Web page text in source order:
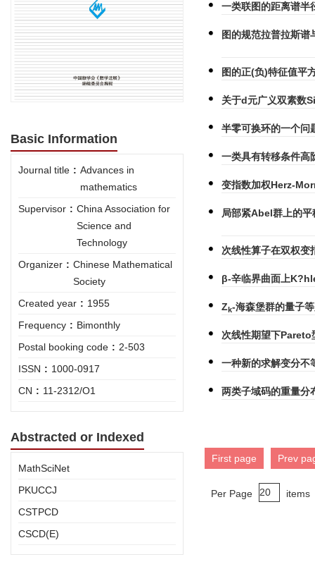
Basic Information
Journal title : Advances in
mathematics
Supervisor : China Association for
Science and
Technology
Organizer : Chinese Mathematical
Society
Created year : 1955
Frequency : Bimonthly
Postal booking code : 2-503
ISSN : 1000-0917
CN : 11-2312/O1
Abstracted or Indexed
MathSciNet
PKUCCJ
CSTPCD
CSCD(E)
一类联图的距离谱半
图的规范拉普拉斯谱
图的正(负)特征值平
关于d元广义双素数
半零可换环的一个问
一类具有转移条件高
变指数加权Herz-
局部紧Abel群上的
次线性算子在双权变
β-辛临界曲面上
Zk-海森堡群的量子
次线性期望下Pareto
一种新的求解变分不
两类子域码的重量分
First page Prev
Per Page items